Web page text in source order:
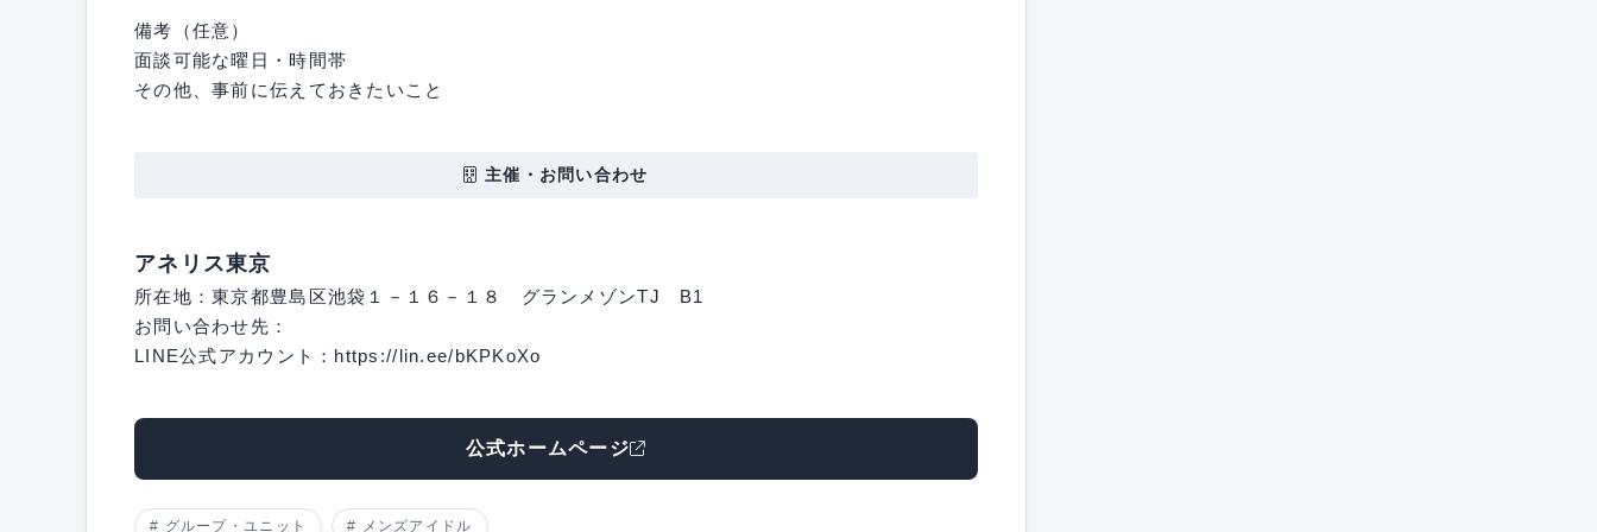
備考（任意）
面談可能な曜日・時間帯
その他、事前に伝えておきたいこと
主催・お問い合わせ
アネリス東京
所在地：東京都豊島区池袋１－１６－１８ グランメゾンTJ B1
お問い合わせ先：
LINE公式アカウント：https://lin.ee/bKPKoXo
公式ホームページ
グループ・ユニット メンズアイドル